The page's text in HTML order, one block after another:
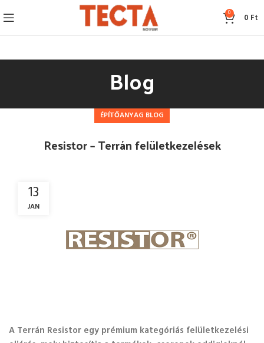
0 0 Ft
Blog
ÉPÍTŐANYAG BLOG
Resistor – Terrán felületkezelések
13
JAN
A Terrán Resistor egy prémium kategóriás felületkezelési